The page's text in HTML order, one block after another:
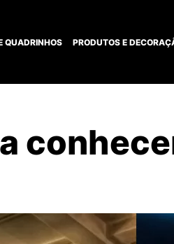
QUADRINHOS PRODUTOS E